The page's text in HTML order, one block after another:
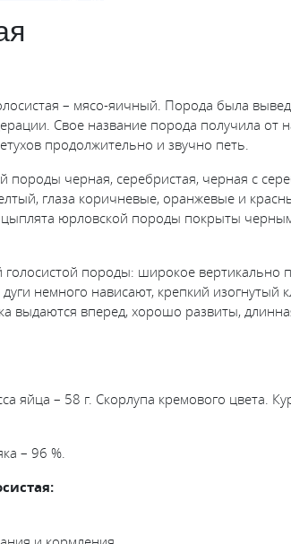
– мясо-яичный. Порода была
Свое название порода получила от
продолжительно и звучно петь.
породы черная, серебристая, черная с
глаза коричневые, оранжевые и
юрловской породы покрыты
породы: широкое вертикально
немного нависают, крепкий изогнутый
выдаются вперед, хорошо развиты,
яйца – 58 г. Скорлупа кремового цвета.
– 96 %.